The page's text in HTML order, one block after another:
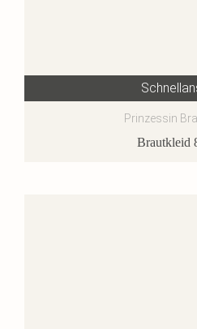
Prinzessin
Brautkleid